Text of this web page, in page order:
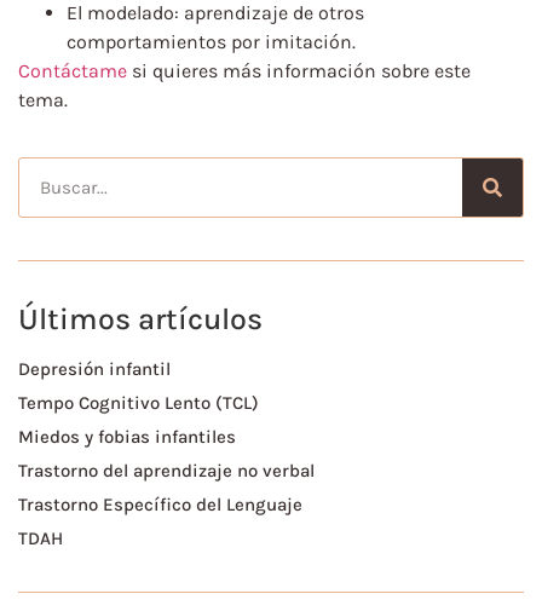
El modelado: aprendizaje de otros
comportamientos por imitación.
Contáctame si quieres más información sobre este
tema.
Últimos artículos
Depresión infantil
Tempo Cognitivo Lento (TCL)
Miedos y fobias infantiles
Trastorno del aprendizaje no verbal
Trastorno Específico del Lenguaje
TDAH